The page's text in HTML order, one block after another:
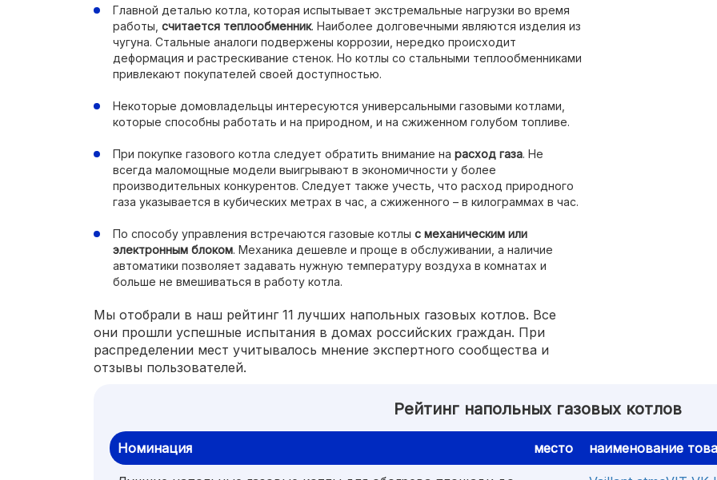
Главной деталью котла, которая испытывает экстремальные нагрузки во время
работы, считается теплообменник. Наиболее долговечными являются изделия из
чугуна. Стальные аналоги подвержены коррозии, нередко происходит
деформация и растрескивание стенок. Но котлы со стальными теплообменниками
привлекают покупателей своей доступностью.
Некоторые домовладельцы интересуются универсальными газовыми котлами,
которые способны работать и на природном, и на сжиженном голубом топливе.
При покупке газового котла следует обратить внимание на расход газа. Не
всегда маломощные модели выигрывают в экономичности у более
производительных конкурентов. Следует также учесть, что расход природного
газа указывается в кубических метрах в час, а сжиженного – в килограммах в час.
По способу управления встречаются газовые котлы с механическим или
электронным блоком. Механика дешевле и проще в обслуживании, а наличие
автоматики позволяет задавать нужную температуру воздуха в комнатах и
больше не вмешиваться в работу котла.
Мы отобрали в наш рейтинг 11 лучших напольных газовых котлов. Все
они прошли успешные испытания в домах российских граждан. При
распределении мест учитывалось мнение экспертного сообщества и
отзывы пользователей.
Рейтинг напольных газовых котлов
Номинация место наименование